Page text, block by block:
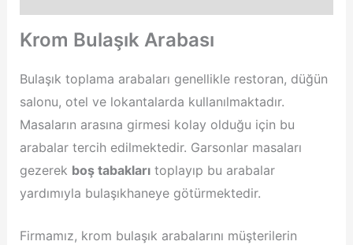
Krom Bulaşık Arabası
Bulaşık toplama arabaları genellikle restoran, düğün
salonu, otel ve lokantalarda kullanılmaktadır.
Masaların arasına girmesi kolay olduğu için bu
arabalar tercih edilmektedir. Garsonlar masaları
gezerek boş tabaklarıtoplayıp bu arabalar
yardımıyla bulaşıkhaneye götürmektedir.
Firmamız, krom bulaşık arabalarını müşterilerin